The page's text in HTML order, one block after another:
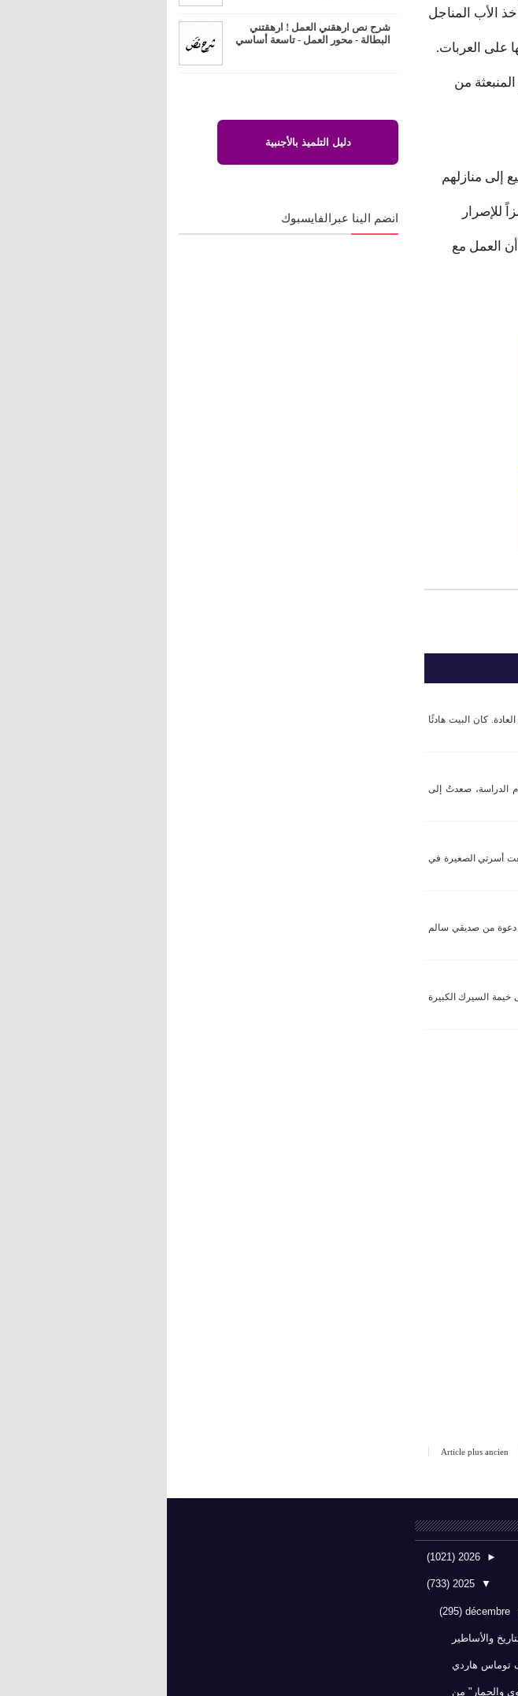
الأب المناجل
على العربات.
من
إلى منازلهم
للإصرار
أن العمل مع
كان البيت هادئًا
الدراسة، صعدتُ إلى
أسرتي الصغيرة في
دعوة من صديقي سالم
خيمة السيرك الكبيرة
Article plus ancien
شرح نص ارهقني العمل ! ارهقتني
البطالة - محور العمل - تاسعة أساسي
دليل التلميذ بالأجنبية
انضم الينا عبرالفايسبوك
►
2026
(1021)
▼
2025
(733)
décembre
(295)
والأساطير
توماس هاردي
والحمار" من